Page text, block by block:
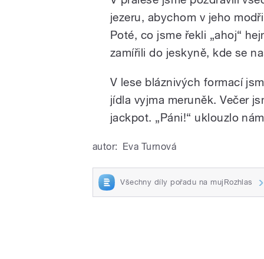
jezeru, abychom v jeho
Poté, co jsme řekli „ahoj“
zamířili do jeskyně, kde se
V lese bláznivých formací
jídla vyjma meruněk. Večer
jackpot. „Páni!“ uklouzlo
autor: Eva Turnová
Všechny díly pořadu na mujRozhlas